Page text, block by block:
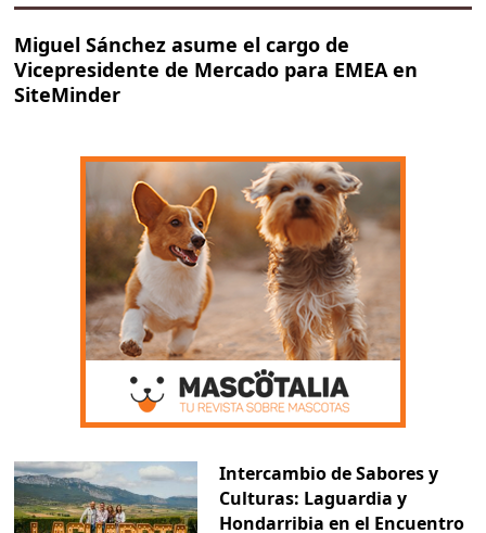
Miguel Sánchez asume el cargo de
Vicepresidente de Mercado para EMEA en
SiteMinder
Intercambio de Sabores y
Culturas: Laguardia y
Hondarribia en el Encuentro